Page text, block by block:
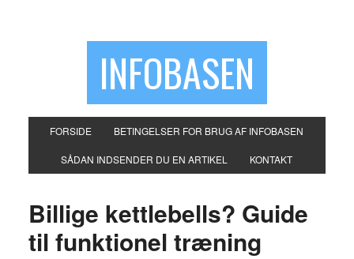
INFOBASEN
FORSIDE BETINGELSER FOR BRUG AF INFOBASEN
SÅDAN INDSENDER DU EN ARTIKEL KONTAKT
Billige kettlebells? Guide
til funktionel træning